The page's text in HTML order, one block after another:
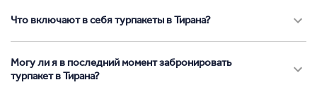
Что включают в себя турпакеты в Тирана?
Могу ли я в последний момент забронировать
турпакет в Тирана?